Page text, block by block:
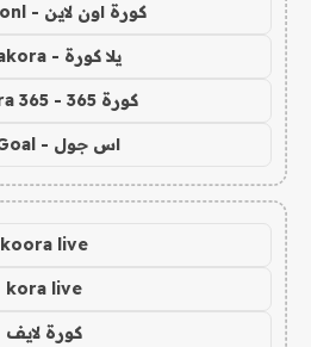
كورة اون لاين - koora onl
يلا كورة - yallakora
كورة 365 - kooora 365
اس جول - AS Goal
koora live
kora live
كورة لايف